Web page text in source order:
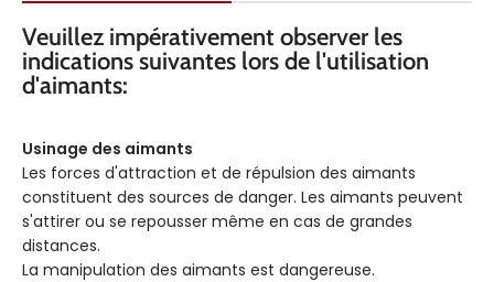
TEMPÉRATURE
AXE
D'AIMANTATION
selon
l'épaisseur
AXE
D'AIMANTATION
Veuillez impérativement observer les
indications suivantes lors de l'utilisation
d'aimants:
Usinage des aimants
Les forces d'attraction et de répulsion des aimants
constituent des sources de danger. Les aimants peuvent
s'attirer ou se repousser même en cas de grandes
distances.
La manipulation des aimants est dangereuse.